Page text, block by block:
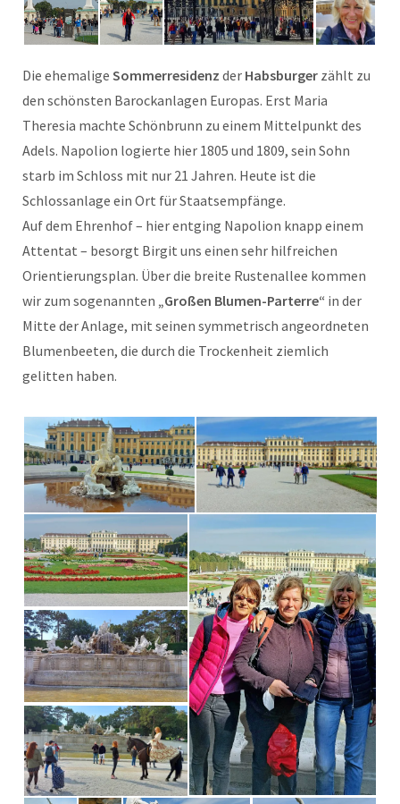
Die ehemalige Sommerresidenz der Habsburger zählt zu
den schönsten Barockanlagen Europas. Erst Maria
Theresia machte Schönbrunn zu einem Mittelpunkt des
Adels. Napolion logierte hier 1805 und 1809, sein Sohn
starb im Schloss mit nur 21 Jahren. Heute ist die
Schlossanlage ein Ort für Staatsempfänge.
Auf dem Ehrenhof – hier entging Napolion knapp einem
Attentat – besorgt Birgit uns einen sehr hilfreichen
Orientierungsplan. Über die breite Rustenallee kommen
wir zum sogenannten „Großen Blumen-Parterre“ in der
Mitte der Anlage, mit seinen symmetrisch angeordneten
Blumenbeeten, die durch die Trockenheit ziemlich
gelitten haben.